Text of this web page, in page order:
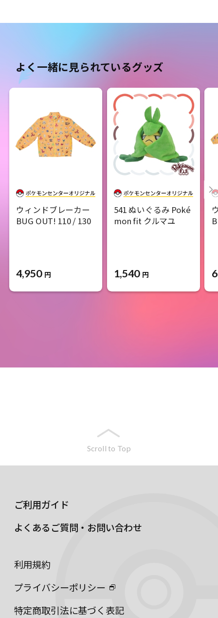
よく一緒に見られているグッズ
ウィンドブレーカー
BUG OUT! 110 / 130
4,950 円
541 ぬいぐるみ Poké
mon fit クルマユ
1,540 円
Scroll to Top
ご利用ガイド
よくあるご質問・お問い合わせ
利用規約
プライバシーポリシー
特定商取引法に基づく表記